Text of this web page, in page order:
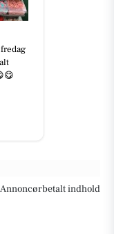
Annoncørbetalt indhold